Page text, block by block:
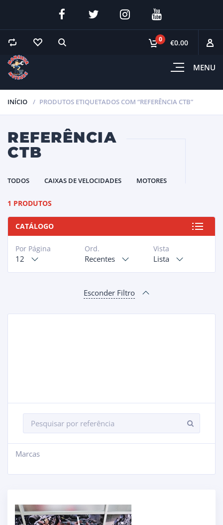
MENU
0 €0.00
INÍCIO PRODUTOS ETIQUETADOS COM “REFERÊNCIA CTB”
REFERÊNCIA
CTB
TODOS CAIXAS DE VELOCIDADES MOTORES
1 PRODUTOS
CATÁLOGO
Vista
Lista
Ord.
Recentes
Por Página
12
Esconder Filtro
Marcas
+